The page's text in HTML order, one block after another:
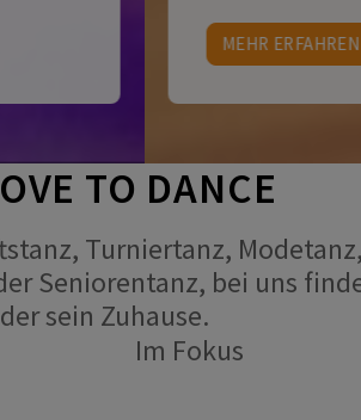
TO DANCE
Turniertanz,
Seniorentanz, bei uns
sein Zuhause.
Im Fokus